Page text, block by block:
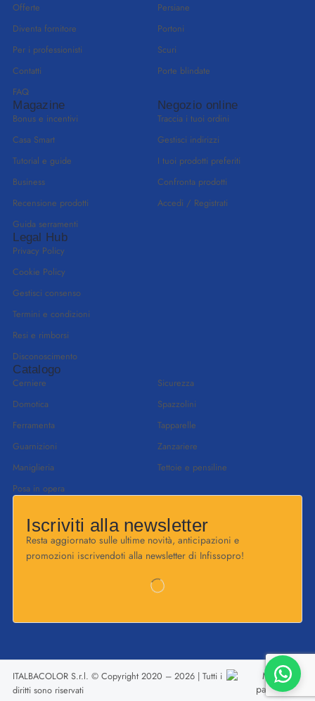
Offerte
Diventa fornitore
Per i professionisti
Contatti
FAQ
Persiane
Portoni
Scuri
Porte blindate
Magazine
Bonus e incentivi
Casa Smart
Tutorial e guide
Business
Recensione prodotti
Guida serramenti
Negozio online
Traccia i tuoi ordini
Gestisci indirizzi
I tuoi prodotti preferiti
Confronta prodotti
Accedi / Registrati
Legal Hub
Privacy Policy
Cookie Policy
Gestisci consenso
Termini e condizioni
Resi e rimborsi
Disconoscimento
Catalogo
Cerniere
Domotica
Ferramenta
Guarnizioni
Maniglieria
Posa in opera
Sicurezza
Spazzolini
Tapparelle
Zanzariere
Tettoie e pensiline
Iscriviti alla newsletter
Resta aggiornato sulle ultime novità, anticipazioni e
promozioni iscrivendoti alla newsletter di Infissopro!
ITALBACOLOR S.r.l. © Copyright 2020 – 2026 | Tutti i
diritti sono riservati
Benvenuto!
Online